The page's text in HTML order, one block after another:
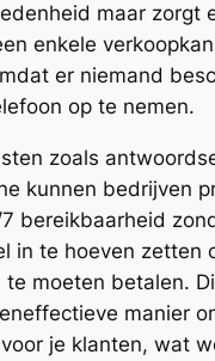
maar zorgt
enkele
er niemand
op te nemen.
zoals
kunnen bedrijven
bereikbaarheid
in te hoeven zetten
te moeten betalen.
manier
je klanten, wat